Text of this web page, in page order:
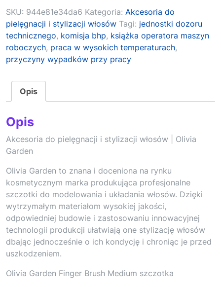
SKU: 944e81e34da6 Kategoria: Akcesoria do
pielęgnacji i stylizacji włosów Tagi: jednostki dozoru
technicznego, komisja bhp, książka operatora maszyn
roboczych, praca w wysokich temperaturach,
przyczyny wypadków przy pracy
Opis
Opis
Akcesoria do pielęgnacji i stylizacji włosów | Olivia
Garden
Olivia Garden to znana i doceniona na rynku
kosmetycznym marka produkująca profesjonalne
szczotki do modelowania i układania włosów. Dzięki
wytrzymałym materiałom wysokiej jakości,
odpowiedniej budowie i zastosowaniu innowacyjnej
technologii produkcji ułatwiają one stylizację włosów
dbając jednocześnie o ich kondycję i chroniąc je przed
uszkodzeniem.
Olivia Garden Finger Brush Medium szczotka